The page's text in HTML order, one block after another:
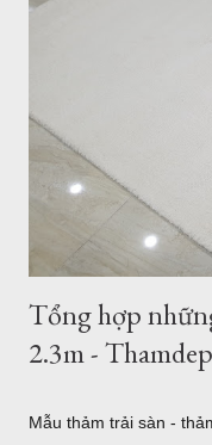
Thổ Nhĩ Kỳ Với hơn
điển, tân cổ điển,
TPHCM Thảm Sợi
Thảm Sợi Ngắn I0002
sàn quận 7 I0006
thảm lông xù bán t...
Tổng hợp
2.3m -
Mẫu thảm trải sàn -